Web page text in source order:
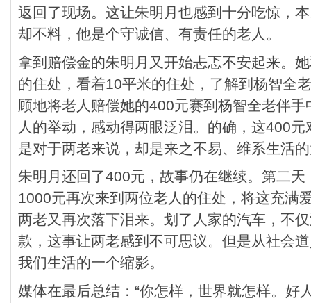
返回了现场。这让朱明月也感到十分吃惊，
却不料，他是个守诚信、有责任的老人。
拿到赔偿金的朱明月又开始忐忑不安起来。
的住处，看着10平米的住处，了解到杨智全
顾地将老人赔偿她的400元赛到杨智全老伴
人的举动，感动得两眼泛泪。的确，这400
是对于两老来说，却是来之不易、维系生活
朱明月还回了400元，故事仍在继续。第二
1000元再次来到两位老人的住处，将这充满
两老又再次落下泪来。划了人家的汽车，不
款，这事让两老感到不可思议。但是从社会
我们生活的一个缩影。
媒体在最后总结：“你怎样，世界就怎样。好